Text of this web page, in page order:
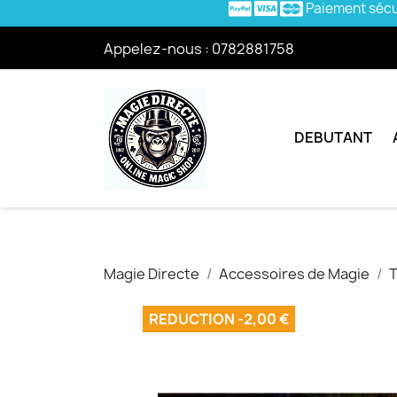
Paiement
Appelez-nous : 0782881758
DEBUTANT
Magie Directe Accessoires de Magie
REDUCTION -2,00 €